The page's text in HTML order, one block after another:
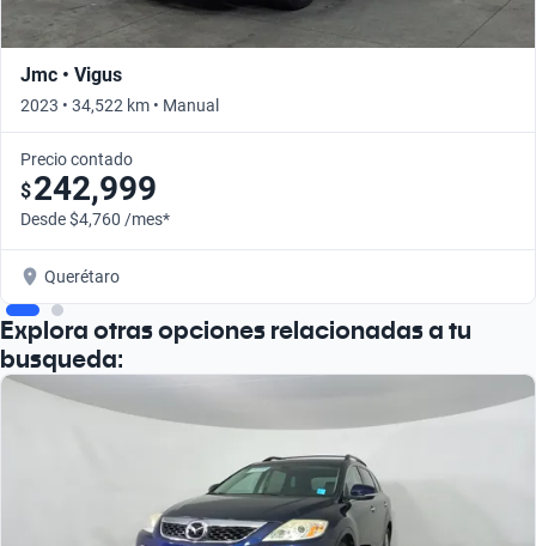
Jmc • Vigus
2023 • 34,522 km • Manual
Precio contado
$242,999
Desde $4,760 /mes*
Querétaro
Explora otras opciones relacionadas a tu
busqueda: